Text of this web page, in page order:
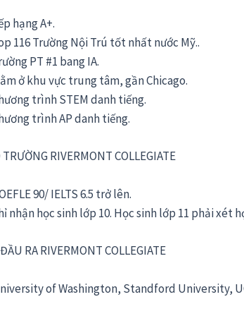
hạng A+.
116 Trường Nội Trú tốt nhất nước Mỹ..
PT #1 bang IA.
ở khu vực trung tâm, gần Chicago.
trình STEM danh tiếng.
trình AP danh tiếng.
RIVERMONT COLLEGIATE
90/ IELTS 6.5 trở lên.
nhận học sinh lớp 10. Học sinh lớp 11 phải xét
RA RIVERMONT COLLEGIATE
of Washington, Standford University,